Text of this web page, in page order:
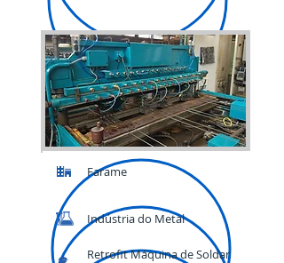
Farame
Indústria do Metal
Retrofit Máquina de Soldar